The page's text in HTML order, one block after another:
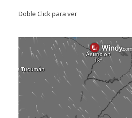
Doble Click para ver